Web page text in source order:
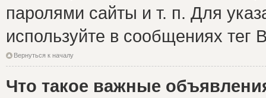
паролями сайты и т. п. Для
используйте в сообщениях тег
Вернуться к началу
Что такое важные